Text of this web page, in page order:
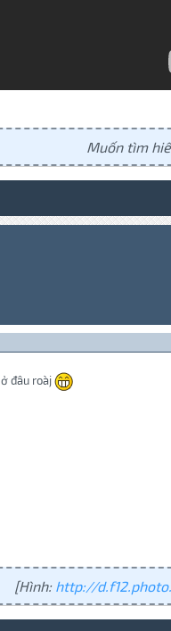
Muốn tìm
đâu roàj
[Hình: http://